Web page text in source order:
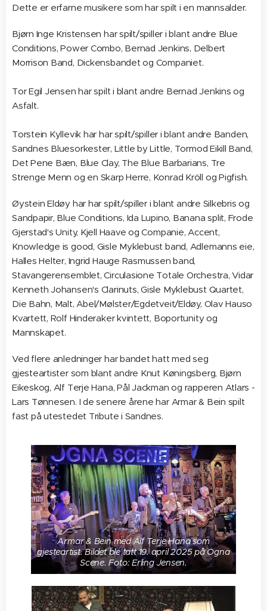
Dette er erfarne musikere som har spilt i en mannsalder.
Bjørn Inge Kristensen har spilt/spiller i blant andre Blue
Conditions, Power Combo, Bernad Jenkins, Delbert
Morrison Band, Dickensbandet og Companiet.
Tor Egil Jensen har spilt i blant andre Bernad Jenkins og
Asfalt.
Torstein Kyllevik har har spilt/spiller i blant andre Banden,
Sandnes Bluesorkester, Little by Little, Tormod Eikill Band,
Det Pene Bæn, Blue Clay, The Blue Barbarians, Tre
Strenge Menn og en Skarp Herre, Konrad Kröll og Pigfish.
Øystein Eldøy har har spilt/spiller i blant andre Silkebris og
Sandpapir, Blue Conditions, Ida Lupino, Banana split, Frode
Gjerstad's Unity, Kjell Haave og Companie, Accent,
Knowledge is good, Gisle Myklebust band, Adlemanns eie,
Halles Helter, Ingrid Hauge Rasmussen band,
Stavangerensemblet, Circulasione Totale Orchestra, Vidar
Kenneth Johansen's Clarinuts, Gisle Myklebust Quartet,
Die Bahn, Malt, Abel/Mølster/Egdetveit/Eldøy, Olav Hauso
Kvartett, Rolf Hinderaker kvintett, Boportunity og
Mannskapet.
Ved flere anledninger har bandet hatt med seg
gjesteartister som blant andre Knut Køningsberg, Bjørn
Eikeskog, Alf Terje Hana, Pål Jackman og rapperen Atlars -
Lars Tønnesen. I de senere årene har Armar & Bein spilt
fast på utestedet Tribute i Sandnes.
Armar & Bein med Alf Terje Hana som
gjesteartist. Bildet ble tatt 19. april 2025 på Ogna
Scene. Foto: Erling Jensen.